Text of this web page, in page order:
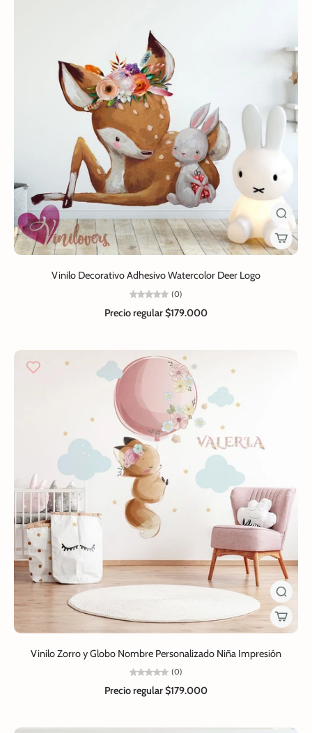
Vinilo Decorativo Adhesivo Watercolor Deer Logo
(0)
Precio regular$179.000
Vinilo Zorro y Globo Nombre Personalizado Niña Impresión
(0)
Precio regular$179.000